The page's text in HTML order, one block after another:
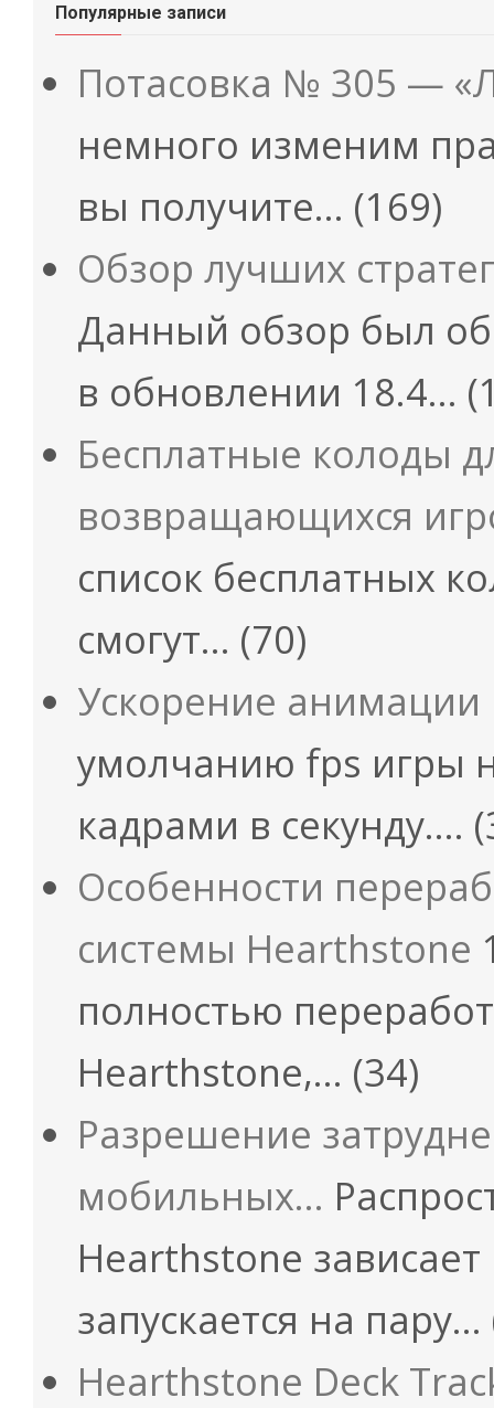
Популярные записи
Потасовка № 305 —
немного изменим
вы получите… (169)
Обзор лучших
Данный обзор был
в обновлении 18.4…
Бесплатные колоды
возвращающихся
список бесплатных
смогут… (70)
Ускорение
умолчанию fps игры
кадрами в секунду.…
Особенности
системы Hearthstone
полностью
Hearthstone,… (34)
Разрешение
мобильных…
Hearthstone
запускается на пару…
Hearthstone Deck